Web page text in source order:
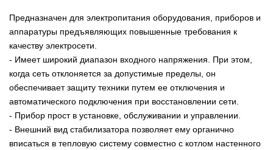
Предназначен для электропитания оборудования, приборов и
аппаратуры предъявляющих повышенные требования к
качеству электросети.
- Имеет широкий диапазон входного напряжения. При этом,
когда сеть отклоняется за допустимые пределы, он
обеспечивает защиту техники путем ее отключения и
автоматического подключения при восстановлении сети.
- Прибор прост в установке, обслуживании и управлении.
- Внешний вид стабилизатора позволяет ему органично
вписаться в тепловую систему совместно с котлом настенного